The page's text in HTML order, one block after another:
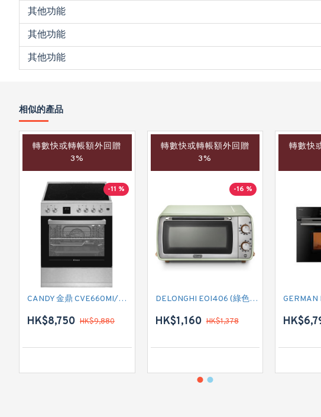
其他功能
其他功能
其他功能
相似的產品
轉數快或轉帳額外回贈
3%
-11 %
CANDY 金鼎 CVE660MI/E 全座式電陶爐連焗爐
HK$8,750 HK$9,880
轉數快或轉帳額外回贈
3%
-16 %
DELONGHI EOI406 (綠色) 焗爐
HK$1,160 HK$1,378
轉數快